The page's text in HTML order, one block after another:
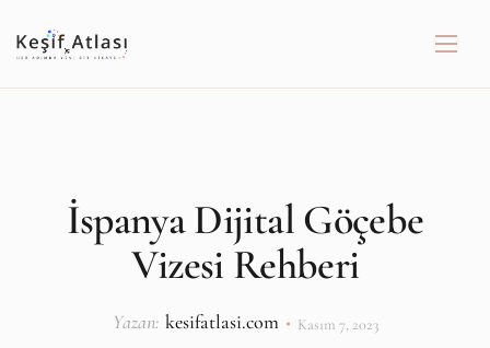
İspanya Dijital Göçebe
Vizesi Rehberi
Yazan: kesifatlasi.com Kasım 7, 2023